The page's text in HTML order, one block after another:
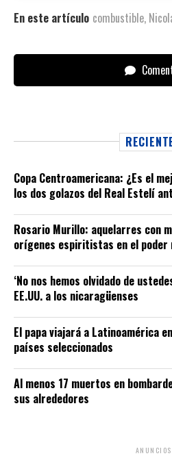
En este artículo combustible,
Copa Centroamericana: ¿Es el
los dos golazos del Real Estelí
Rosario Murillo: aquelarres con
orígenes espiritistas en el poder
‘No nos hemos olvidado de
EE.UU. a los nicaragüenses
El papa viajará a Latinoamérica
países seleccionados
Al menos 17 muertos en
sus alrededores
ANUNCIOS